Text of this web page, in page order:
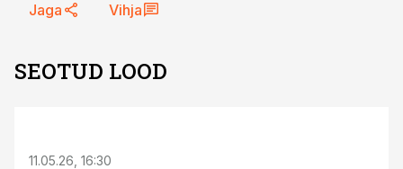
Jaga Vihja
SEOTUD LOOD
11.05.26, 16:30